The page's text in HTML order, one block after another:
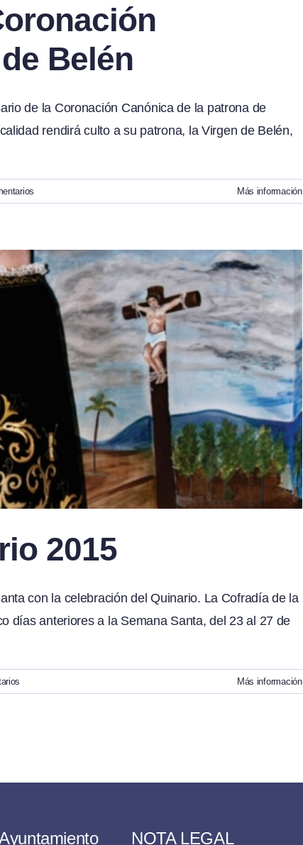
Belén
de la Coronación Canónica de la patrona de
rendirá culto a su patrona, la Virgen de Belén,
Más información
2015
con la celebración del Quinario. La Cofradía de la
días anteriores a la Semana Santa, del 23 al 27 de
Más información
NOTA LEGAL